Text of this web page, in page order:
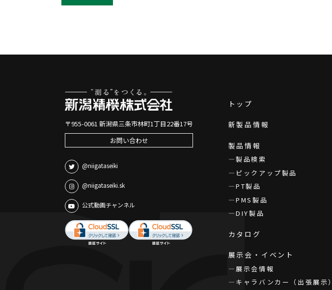
〒955-0061 新潟県三条市林町1丁目22番17号
お問い合わせ
@niigataseiki
@niigataseiki.sk
公式動画チャンネル
トップ
新製品情報
製品情報
製品検索
ピックアップ製品
PT製品
PMS製品
DIY製品
カタログ
展示会・イベント
展示会情報
キャラバンカー（出張展示）